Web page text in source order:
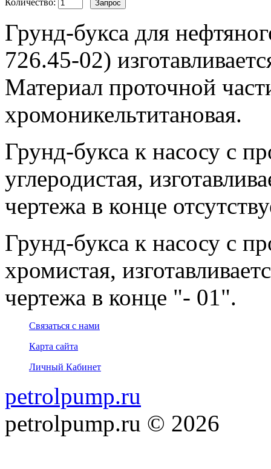
Грунд-букса для
726.45-02)
Материал проточной
хромоникельтитановая.
Грунд-букса к насосу с
углеродистая,
чертежа в конце
Грунд-букса к насосу с
хромистая,
чертежа в конце "- 01".
Связаться с нами
Карта сайта
Личный Кабинет
petrolpump.ru
petrolpump.ru © 2026